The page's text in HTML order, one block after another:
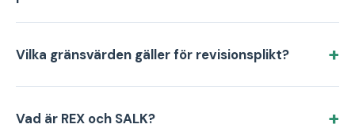
Vilka gränsvärden gäller för revisionsplikt?
Vad är REX och SALK?